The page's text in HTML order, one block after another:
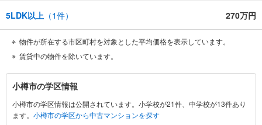
5LDK以上 （1件） 270万円
物件が所在する市区町村を対象とした平均価格を表示しています。
賃貸中の物件を除いています。
小
樽
市
に
小樽市の学区情報
小樽市の学区情報は公開されています。小学校が21件、中学校が13件あり
ます。 小樽市の学区から中古マンションを探す